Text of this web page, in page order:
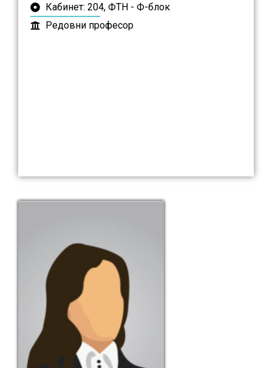
Кабинет: 204, ФТН - Ф-блок
Редовни професор